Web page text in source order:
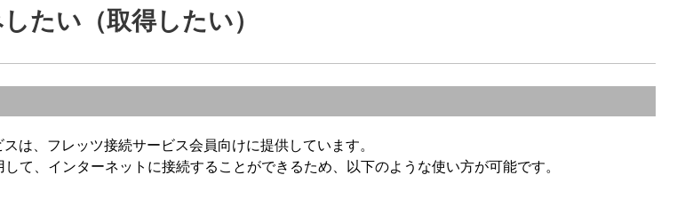
たい（取得したい）
は、フレッツ接続サービス会員向けに提供しています。
て、インターネットに接続することができるため、以下のような使い方が可能です。